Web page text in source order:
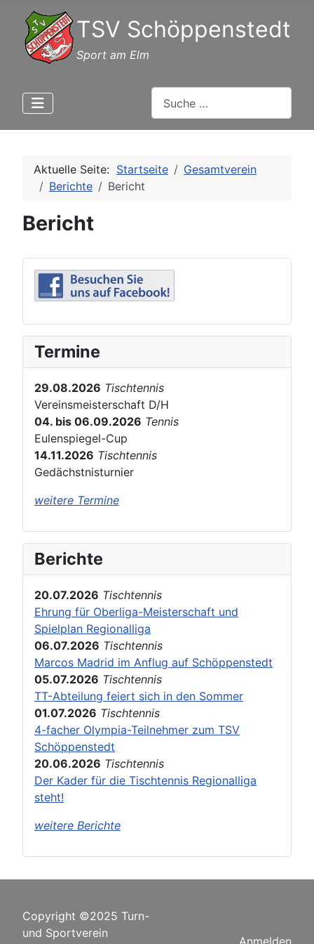
TSV Schöppenstedt
Sport am Elm
Aktuelle Seite: Startseite
Gesamtverein
Berichte
Bericht
Bericht
Termine
29.08.2026 Tischtennis
Vereinsmeisterschaft D/H
04. bis 06.09.2026 Tennis
Eulenspiegel-Cup
14.11.2026 Tischtennis
Gedächstnisturnier
weitere Termine
Berichte
20.07.2026 Tischtennis
Ehrung für Oberliga-Meisterschaft und
Spielplan Regionalliga
06.07.2026 Tischtennis
Marcos Madrid im Anflug auf Schöppenstedt
05.07.2026 Tischtennis
TT-Abteilung feiert sich in den Sommer
01.07.2026 Tischtennis
4-facher Olympia-Teilnehmer zum TSV
Schöppenstedt
20.06.2026 Tischtennis
Der Kader für die Tischtennis Regionalliga
steht!
weitere Berichte
Copyright ©2025 Turn-
und Sportverein